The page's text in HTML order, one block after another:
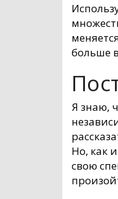
больше
Я знаю,
Но, как
свою